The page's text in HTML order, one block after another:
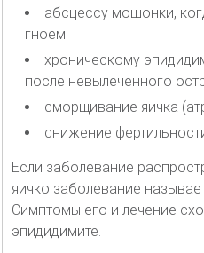
абсцессу мошонки,
гноем
хроническому
после невылеченного
сморщивание яичка
снижение
Если заболевание
яичко заболевание
Симптомы его и лечение
эпидидимите.